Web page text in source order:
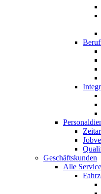
Geschäftskunden
Alle